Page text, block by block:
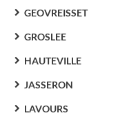
GEOVREISSET
GROSLEE
HAUTEVILLE
JASSERON
LAVOURS